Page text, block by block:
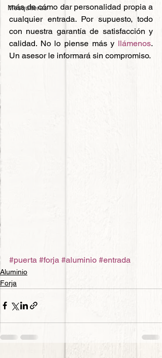
Mosquiteras
más de cómo dar personalidad propia a
cualquier entrada. Por supuesto, todo
con nuestra garantía de satisfacción y
calidad. No lo piense más y llámenos.
Un asesor le informará sin compromiso.
#puerta #forja #aluminio #entrada
Aluminio
Forja